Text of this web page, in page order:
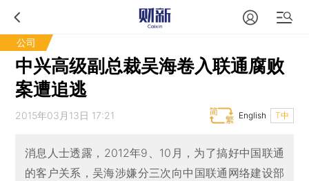
公司
中兴高级副总裁吴海卷入联通腐败
案遭追逃
2015年03月13日 17:21 T中
English
消息人士透露，2012年9、10月，为了搞好中国联通
的客户关系，吴海涉嫌分三次向中国联通网络建设部